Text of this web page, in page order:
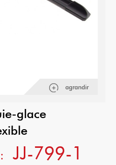
agrandir
glace
JJ-799-1